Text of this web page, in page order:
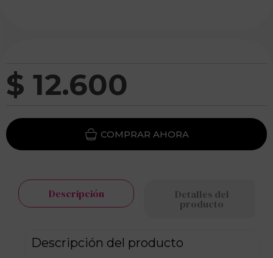
$ 12.600
Descripción Detalles del
producto
Descripción del producto